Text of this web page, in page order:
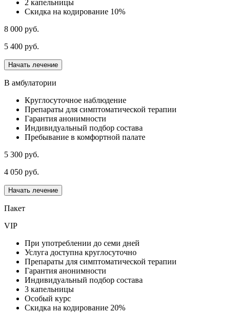
2 капельницы
Скидка на кодирование 10%
8 000 руб.
5 400 руб.
Начать лечение
В амбулатории
Круглосуточное наблюдение
Препараты для симптоматической терапии
Гарантия анонимности
Индивидуальный подбор состава
Пребывание в комфортной палате
5 300 руб.
4 050 руб.
Начать лечение
Пакет
VIP
При употреблении до семи дней
Услуга доступна круглосуточно
Препараты для симптоматической терапии
Гарантия анонимности
Индивидуальный подбор состава
3 капельницы
Особый курс
Скидка на кодирование 20%